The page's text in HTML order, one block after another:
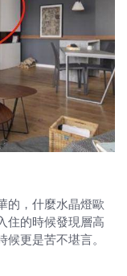
的，什麼水晶燈歐
住的時候發現層高
更是苦不堪言。